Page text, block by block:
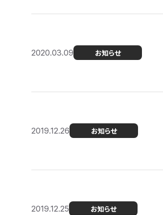
2020.03.09 お知らせ
2019.12.26 お知らせ
2019.12.25 お知らせ